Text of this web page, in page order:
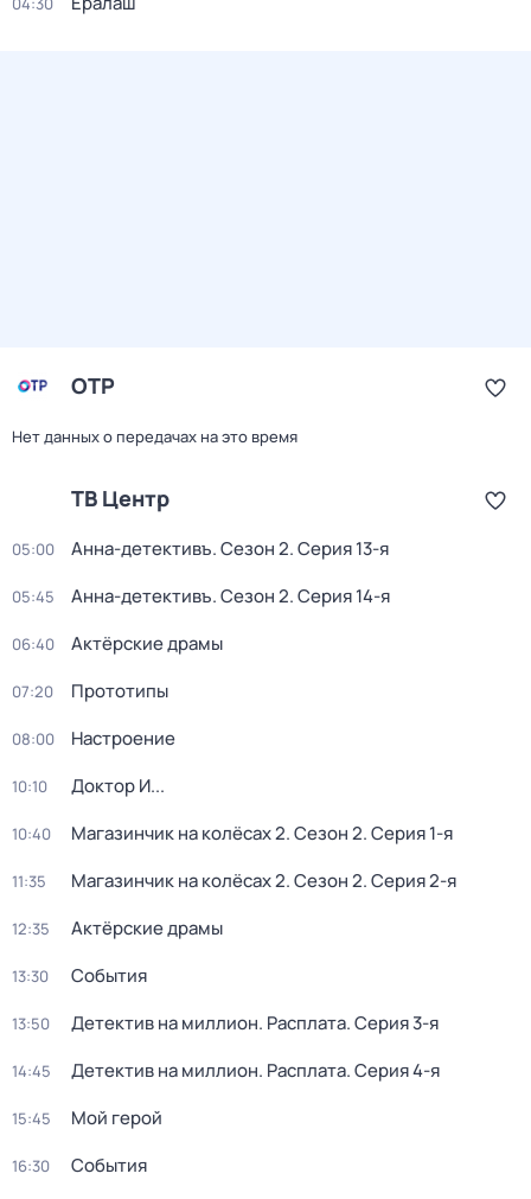
ОТР
Нет данных о передачах на это время
ТВ Центр
05:00 Анна-детективъ. Сезон 2. Серия 13-я
05:45 Анна-детективъ. Сезон 2. Серия 14-я
06:40 Актёрские драмы
07:20 Прототипы
08:00 Настроение
10:10 Доктор И...
10:40 Магазинчик на колёсах 2. Сезон 2. Серия 1-я
11:35 Магазинчик на колёсах 2. Сезон 2. Серия 2-я
12:35 Актёрские драмы
13:30 События
13:50 Детектив на миллион. Расплата. Серия 3-я
14:45 Детектив на миллион. Расплата. Серия 4-я
15:45 Мой герой
16:30 События